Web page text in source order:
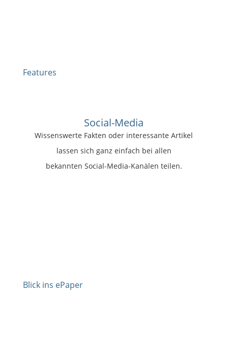
Features
Social-Media
Wissenswerte Fakten oder interessante Artikel
lassen sich ganz einfach bei allen
bekannten Social-Media-Kanälen teilen.
Blick ins ePaper